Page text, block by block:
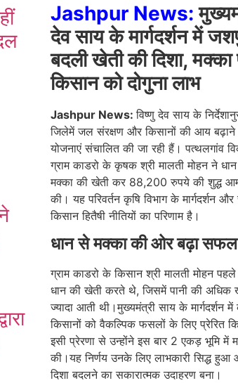
Jashpur News:
देव साय के मार्गदर्शन में
बदली खेती की दिशा,
किसान को दोगुना लाभ
Jashpur News:विष्णु देव साय के
जिलेमें जल संरक्षण और किसानों की आय बढ़ाने
योजनाएं संचालित की जा रही हैं। पत्थलगांव
ग्राम काडरो के कृषक श्री मालती मोहन ने
मक्का की खेती कर 88,200 रुपये की शुद्ध
की। यह परिवर्तन कृषि विभाग के मार्गदर्शन
किसान हितैषी नीतियों का परिणाम है।
धान से मक्का की ओर बढ़ा
ग्राम काडरो के किसान श्री मालती मोहन पहले
धान की खेती करते थे, जिसमें पानी की
ज्यादा आती थी।मुख्यमंत्री साय के मार्गदर्शन में
किसानों को वैकल्पिक फसलों के लिए प्रेरित
इसी प्रेरणा से उन्होंने इस बार 2 एकड़ भूमि में
की।यह निर्णय उनके लिए लाभकारी सिद्ध
दिशा बदलने का सकारात्मक उदाहरण बना।